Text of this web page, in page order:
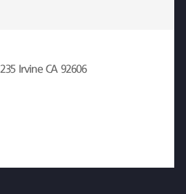
Irvine CA 92606